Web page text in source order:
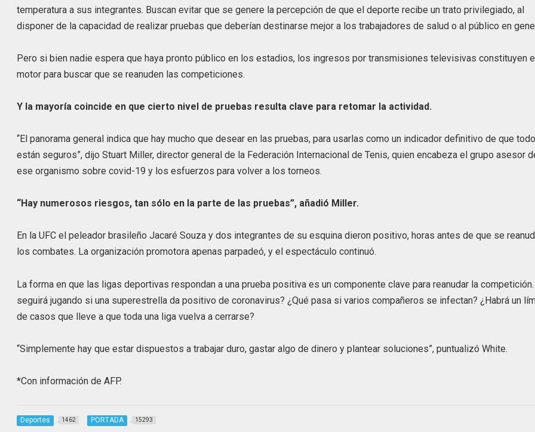
temperatura a sus integrantes. Buscan evitar que se genere la percepción de que el deporte recibe un trato privilegiado, al
disponer de la capacidad de realizar pruebas que deberían destinarse mejor a los trabajadores de salud o al público en
Pero si bien nadie espera que haya pronto público en los estadios, los ingresos por transmisiones televisivas constituyen
motor para buscar que se reanuden las competiciones.
Y la mayoría coincide en que cierto nivel de pruebas resulta clave para retomar la actividad.
“El panorama general indica que hay mucho que desear en las pruebas, para usarlas como un indicador definitivo de que
están seguros”, dijo Stuart Miller, director general de la Federación Internacional de Tenis, quien encabeza el grupo asesor
ese organismo sobre covid-19 y los esfuerzos para volver a los torneos.
“Hay numerosos riesgos, tan sólo en la parte de las pruebas”, añadió Miller.
En la UFC el peleador brasileño Jacaré Souza y dos integrantes de su esquina dieron positivo, horas antes de que se
los combates. La organización promotora apenas parpadeó, y el espectáculo continuó.
La forma en que las ligas deportivas respondan a una prueba positiva es un componente clave para reanudar la
seguirá jugando si una superestrella da positivo de coronavirus? ¿Qué pasa si varios compañeros se infectan? ¿Habrá un
de casos que lleve a que toda una liga vuelva a cerrarse?
“Simplemente hay que estar dispuestos a trabajar duro, gastar algo de dinero y plantear soluciones”, puntualizó White.
*Con información de AFP.
Deportes 1462 PORTADA 15293